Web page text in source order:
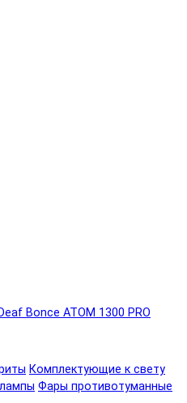
Bonce ATOM 1300 PRO
Комплектующие к свету
Фары противотуманные